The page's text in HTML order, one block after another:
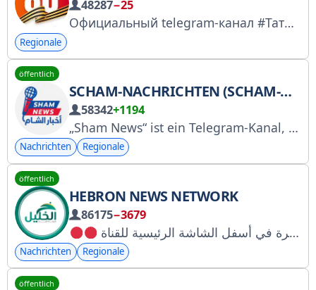
48287−25
Официальный telegram-канал #Татмедиа. MAX: https://max.ru/tatmedia Регистрация РКН: https://gosuslugi.ru/snet/67a4ab8801234b69882d6cfb
Regionale
öffentlich
SCHAM-NACHRICHTEN (SCHAM-NACHRICHTEN)
58342+1194
„Sham News“ ist ein Telegram-Kanal, der über Politik, Wirtschaft, Gesellschaft und Kultur berichtet. Er bietet Rezensionen, Analysen und Experteninterviews. https://t.me/Shamnews_bot Um die neuesten Nachrichten, Prognosen und Ankündigungen zu senden, besuchen Sie sham-news.info
Nachrichten Regionale
öffentlich
HEBRON NEWS NETWORK
86175−3679
Nachrichten Regionale
öffentlich